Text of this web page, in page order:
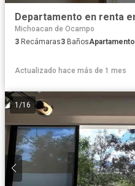
Michoacan de Ocampo
3 Recámaras3 BañosApartamento
Actualizado hace más de 1 mes
1 /16